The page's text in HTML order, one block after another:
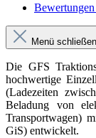
Bewertungen
Menü schließen
Die GFS
hochwertige
(Ladezeiten
Beladung von
Transportwagen)
GiS) entwickelt.